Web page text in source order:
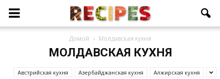
Домой Молдавcкая кухня
МОЛДАВCКАЯ КУХНЯ
Австрийская кухня Азербайджанcкая кухня Алжирская кухня